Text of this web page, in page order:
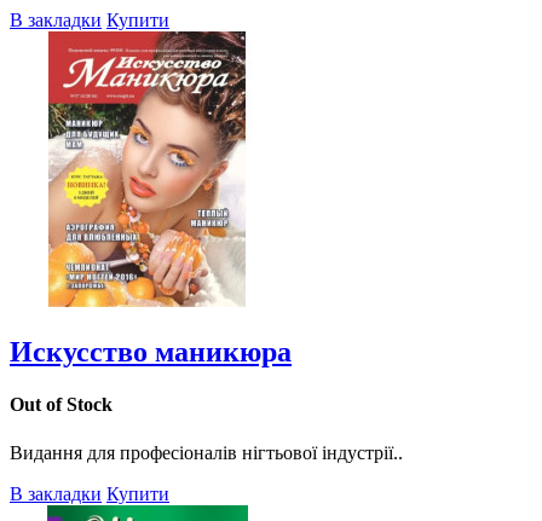
В закладки Купити
Искусство маникюра
Out of Stock
Видання для професіоналів нігтьової індустрії..
В закладки Купити